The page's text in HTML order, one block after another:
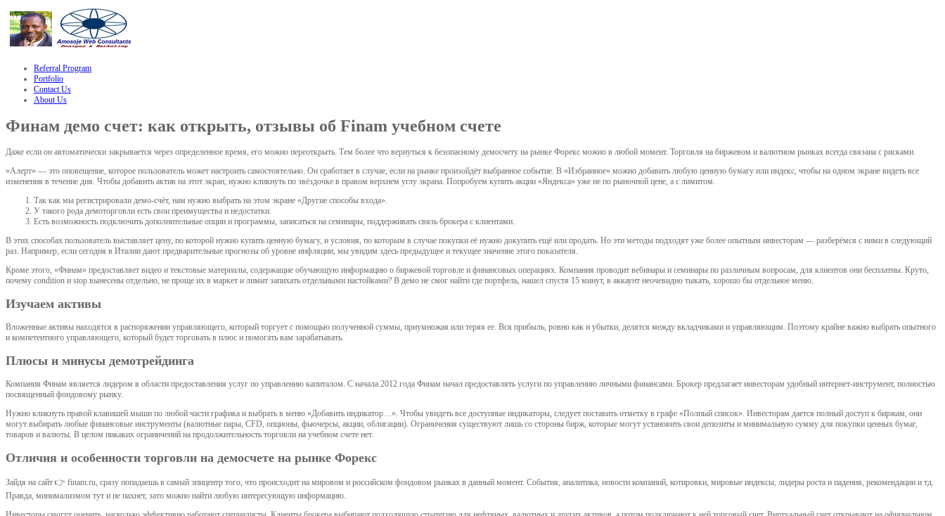
hacklink
Referral Program
Portfolio
Contact Us
About Us
Финам демо счет: как открыть, отзывы об Finam учебном счете
Даже если он автоматически закрывается через определенное время, его можно переоткрыть. Тем более что вернуться к безопасному демосчету на рынке Форекс можно в любой момент. Торговля на биржевом и валютном рынках всегда связана с рисками.
«Алерт» — это оповещение, которое пользователь может настроить самостоятельно. Он сработает в случае, если на рынке произойдёт выбранное событие. В «Избранное» можно добавить любую ценную бумагу или индекс, чтобы на одном экране видеть все
изменения в течение дня. Чтобы добавить актив на этот экран, нужно кликнуть по звёздочке в правом верхнем углу экрана. Попробуем купить акции «Яндекса» уже не по рыночной цене, а с лимитом.
Так как мы регистрировали демо-счёт, нам нужно выбрать на этом экране «Другие способы входа».
У такого рода демоторговли есть свои преимущества и недостатки.
Есть возможность подключить дополнительные опции и программы, записаться на семинары, поддерживать связь брокера с клиентами.
В этих способах пользователь выставляет цену, по которой нужно купить ценную бумагу, и условия, по которым в случае покупки её нужно докупить ещё или продать. Но эти методы подходят уже более опытным инвесторам — разберёмся с ними в следующий
раз. Например, если сегодня в Италии дают предварительные прогнозы об уровне инфляции, мы увидим здесь предыдущее и текущее значение этого показателя.
Кроме этого, «Финам» предоставляет видео и текстовые материалы, содержащие обучающую информацию о биржевой торговле и финансовых операциях. Компания проводит вебинары и семинары по различным вопросам, для клиентов они бесплатны. Круто,
почему condition и stop вынесены отдельно, не проще их в маркет и лимит запихать отдельными настойками? В демо не смог найти где портфель, нашел спустя 15 минут, в аккаунт неочевидно тыкать, хорошо бы отдельное меню.
Изучаем активы
Вложенные активы находятся в распоряжении управляющего, который торгует с помощью полученной суммы, приумножая или теряя ее. Вся прибыль, ровно как и убытки, делятся между вкладчиками и управляющим. Поэтому крайне важно выбрать опытного
и компетентного управляющего, который будет торговать в плюс и помогать вам зарабатывать.
Плюсы и минусы демотрейдинга
Компания Финам является лидером в области предоставления услуг по управлению капиталом. С начала 2012 года Финам начал предоставлять услуги по управлению личными финансами. Брокер предлагает инвесторам удобный интернет-инструмент, полностью
посвященный фондовому рынку.
Нужно кликнуть правой клавишей мыши по любой части графика и выбрать в меню «Добавить индикатор…». Чтобы увидеть все доступные индикаторы, следует поставить отметку в графе «Полный список». Инвесторам дается полный доступ к биржам, они
могут выбирать любые финансовые инструменты (валютные пары, CFD, опционы, фьючерсы, акции, облигации). Ограничения существуют лишь со стороны бирж, которые могут установить свои депозиты и минимальную сумму для покупки ценных бумаг,
товаров и валюты. В целом никаких ограничений на продолжительность торговли на учебном счете нет.
Отличия и особенности торговли на демосчете на рынке Форекс
Зайдя на сайт 👉 finam.ru, сразу попадаешь в самый эпицентр того, что происходит на мировом и российском фондовом рынках в данный момент. События, аналитика, новости компаний, котировки, мировые индексы, лидеры роста и падения, рекомендации и тд.
Правда, минимализмом тут и не пахнет, зато можно найти любую интересующую информацию.